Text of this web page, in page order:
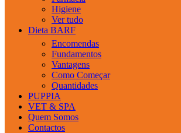
Higiene
Ver tudo
Dieta BARF
Encomendas
Fundamentos
Vantagens
Como Começar
Quantidades
PUPPIA
VET & SPA
Quem Somos
Contactos